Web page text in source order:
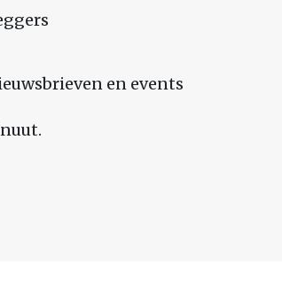
en events